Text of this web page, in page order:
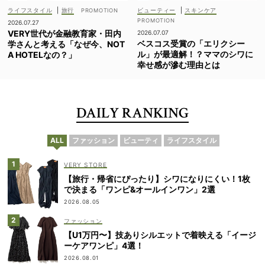
ライフスタイル
旅行
2026.07.27
VERY世代が金融教育家・田内
学さんと考える「なぜ今、NOT
A HOTELなの？」
ビューティー スキンケア
2026.07.07
ベスコス受賞の「エリクシー
ル」が最適解！？ママのシワに
幸せ感が滲む理由とは
DAILY RANKING
ALL ファッション ビューティ ライフスタイル
VERY STORE
【旅行・帰省にぴったり】シワになりにくい！1枚
で決まる「ワンピ&オールインワン」2選
2026.08.05
ファッション
【U1万円〜】技ありシルエットで着映える「イージ
ーケアワンピ」4選！
2026.08.01